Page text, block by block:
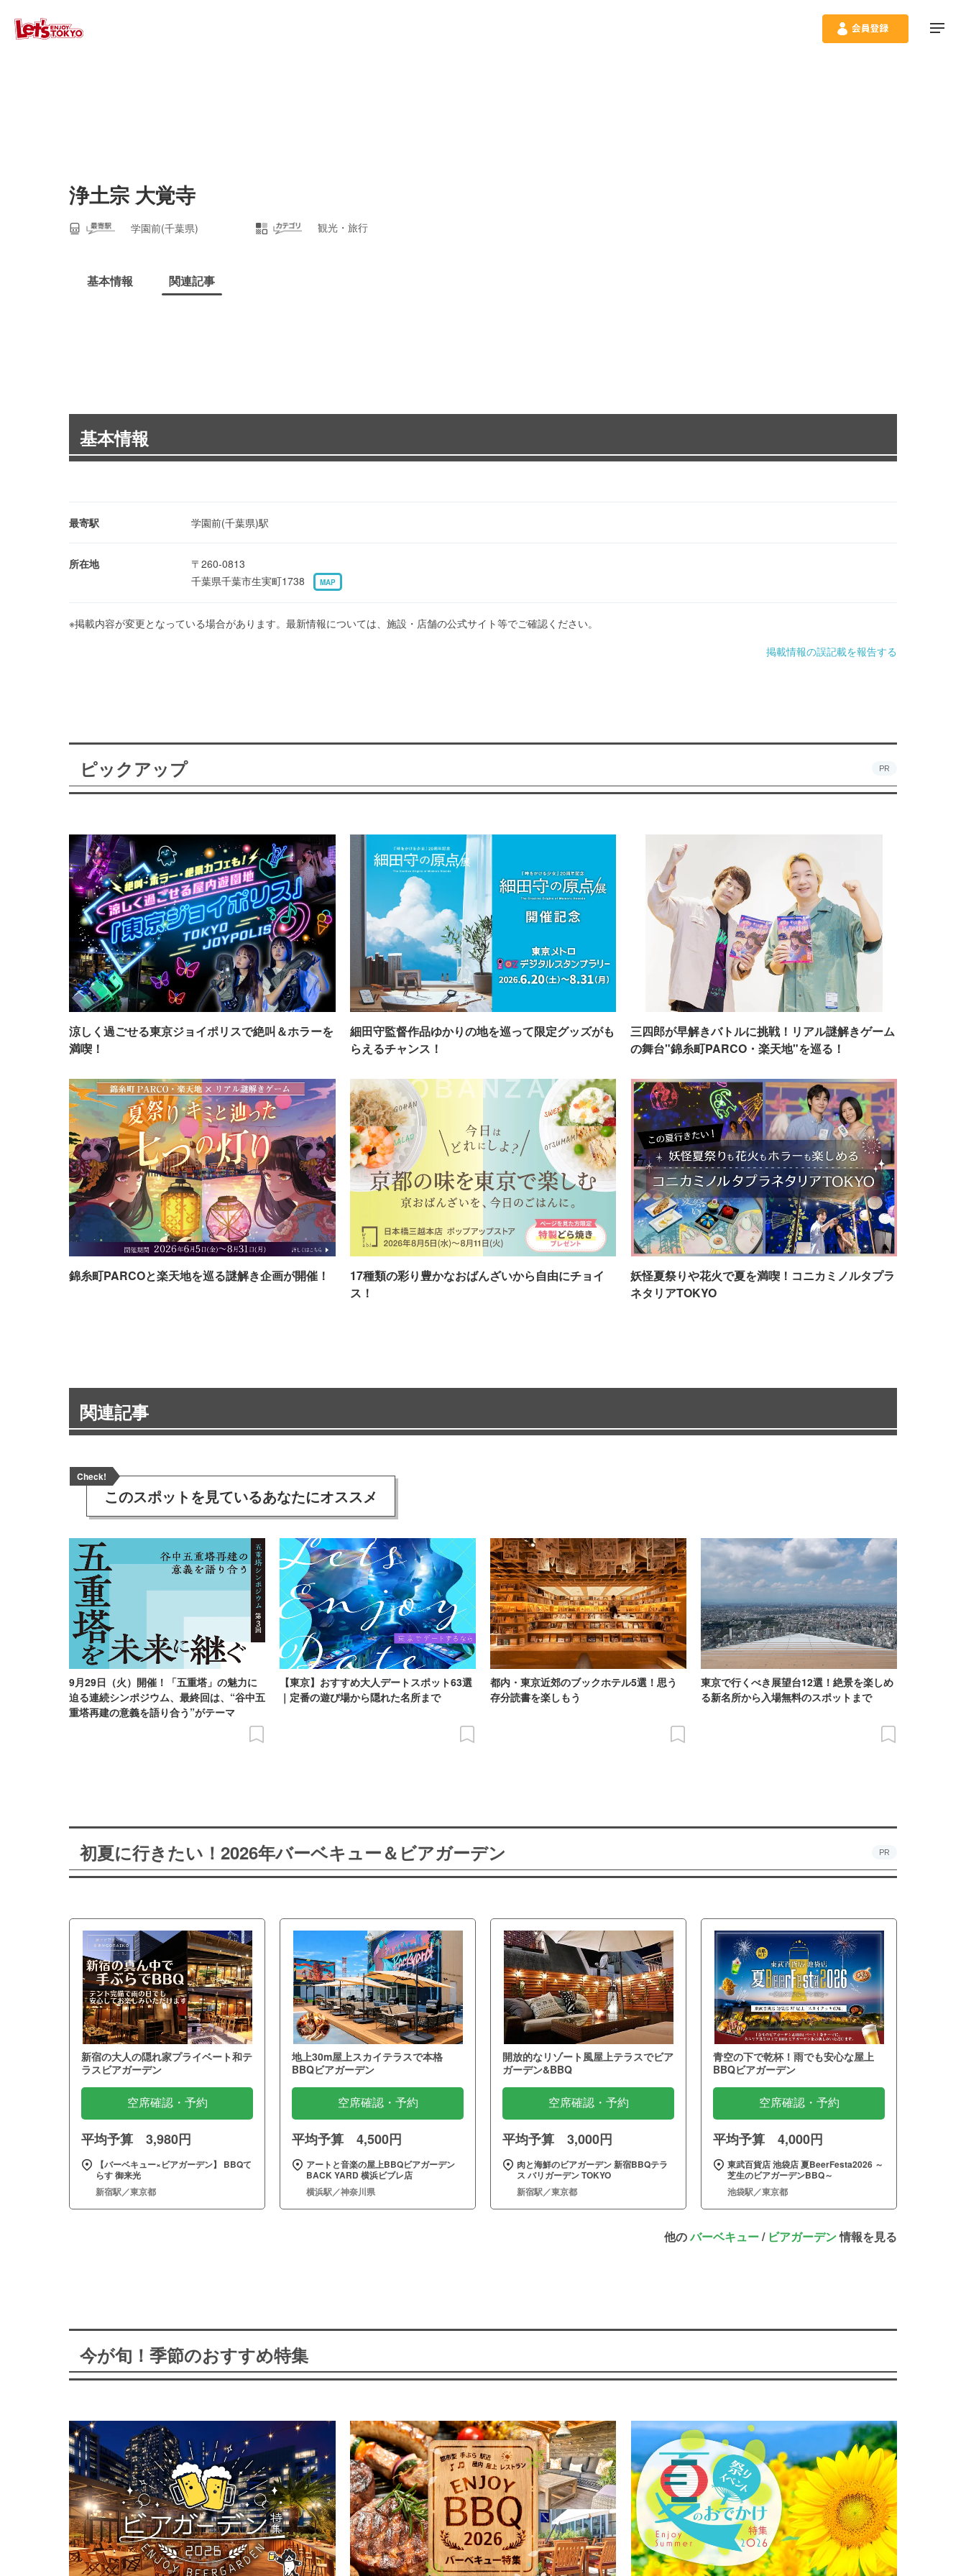
浄土宗 大覚寺
学園前(千葉県) 観光・旅行
基本情報 関連記事
基本情報
最寄駅 学園前(千葉県)駅
所在地
〒260-0813
千葉県千葉市生実町1738
MAP
※掲載内容が変更となっている場合があります。最新情報については、施設・店舗の公式サイト等でご確認ください。
掲載情報の誤記載を報告する
ピックアップ PR
涼しく過ごせる東京ジョイポリスで絶叫＆ホラーを
満喫！
細田守監督作品ゆかりの地を巡って限定グッズがも
らえるチャンス！
三四郎が早解きバトルに挑戦！リアル謎解きゲーム
の舞台"錦糸町PARCO・楽天地"を巡る！
錦糸町PARCOと楽天地を巡る謎解き企画が開催！
17種類の彩り豊かなおばんざいから自由にチョイ
ス！
妖怪夏祭りや花火で夏を満喫！コニカミノルタプラ
ネタリアTOKYO
関連記事
Check!
このスポットを見ているあなたにオススメ
9月29日（火）開催！「五重塔」の魅力に
迫る連続シンポジウム、最終回は、“谷中五
重塔再建の意義を語り合う”がテーマ
【東京】おすすめ大人デートスポット63選
｜定番の遊び場から隠れた名所まで
都内・東京近郊のブックホテル5選！思う
存分読書を楽しもう
東京で行くべき展望台12選！絶景を楽しめ
る新名所から入場無料のスポットまで
初夏に行きたい！2026年バーベキュー＆ビアガーデン PR
新宿の大人の隠れ家プライベート和テ
ラスビアガーデン
空席確認・予約
平均予算 3,980円
【バーベキュー×ビアガーデン】 BBQて
らす 御来光
新宿駅／東京都
地上30m屋上スカイテラスで本格
BBQビアガーデン
空席確認・予約
平均予算 4,500円
アートと音楽の屋上BBQビアガーデン
BACK YARD 横浜ビブレ店
横浜駅／神奈川県
開放的なリゾート風屋上テラスでビア
ガーデン&BBQ
空席確認・予約
平均予算 3,000円
肉と海鮮のビアガーデン 新宿BBQテラ
ス バリガーデン TOKYO
新宿駅／東京都
青空の下で乾杯！雨でも安心な屋上
BBQビアガーデン
空席確認・予約
平均予算 4,000円
東武百貨店 池袋店 夏BeerFesta2026 ～
芝生のビアガーデンBBQ～
池袋駅／東京都
他のバーベキュー/ ビアガーデン情報を見る
今が旬！季節のおすすめ特集